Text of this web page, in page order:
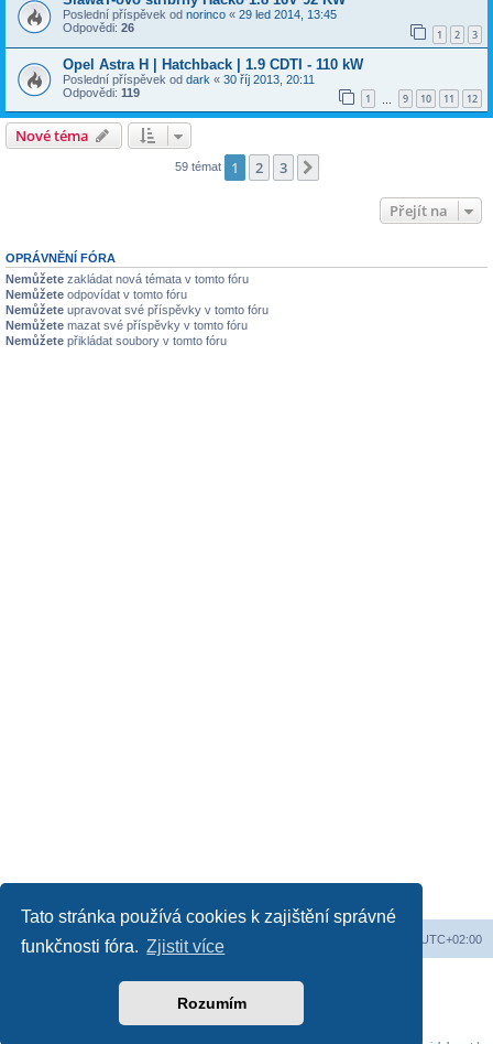
Tato stránka používá cookies k zajištění správné
funkčnosti fóra. Zjistit více
Rozumím
Poslední příspěvek od norinco « 29 led 2014, 13:45
Odpovědi: 26 1 2 3
Opel Astra H | Hatchback | 1.9 CDTI - 110 kW
Poslední příspěvek od dark « 30 říj 2013, 20:11
Odpovědi: 119 1 9 10 11 12
Nové téma
59 témat 1 2 3
Přejít na
OPRÁVNĚNÍ FÓRA
Nemůžete zakládat nová témata v tomto fóru
Nemůžete odpovídat v tomto fóru
Nemůžete upravovat své příspěvky v tomto fóru
Nemůžete mazat své příspěvky v tomto fóru
Nemůžete přikládat soubory v tomto fóru
Web Obsah fóra UTC+02:00
Český překlad –